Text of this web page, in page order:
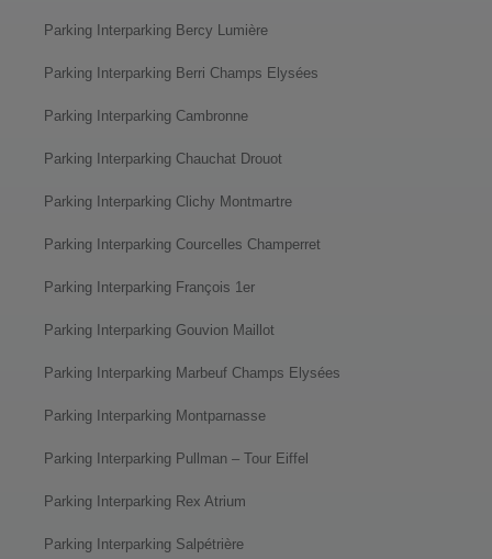
Parking Interparking Bercy Lumière
Parking Interparking Berri Champs Elysées
Parking Interparking Cambronne
Parking Interparking Chauchat Drouot
Parking Interparking Clichy Montmartre
Parking Interparking Courcelles Champerret
Parking Interparking François 1er
Parking Interparking Gouvion Maillot
Parking Interparking Marbeuf Champs Elysées
Parking Interparking Montparnasse
Parking Interparking Pullman – Tour Eiffel
Parking Interparking Rex Atrium
Parking Interparking Salpétrière